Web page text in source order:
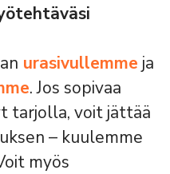
urasivullemme ja
. Jos sopivaa
tarjolla, voit jättää
– kuulemme
myös